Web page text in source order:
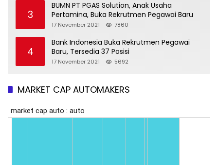
3
BUMN PT PGAS Solution, Anak Usaha
Pertamina, Buka Rekrutmen Pegawai Baru
17 November 2021 7860
4
Bank Indonesia Buka Rekrutmen Pegawai
Baru, Tersedia 37 Posisi
17 November 2021 5692
MARKET CAP AUTOMAKERS